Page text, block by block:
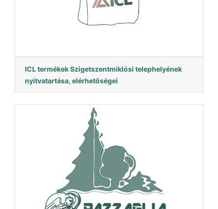
ICL termékek Szigetszentmiklósi telephelyének
nyitvatartása, elérhetőségei